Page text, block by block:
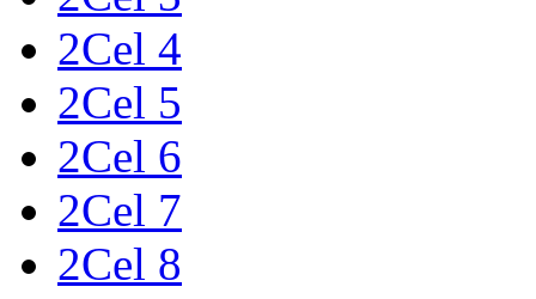
2Cel 4
2Cel 5
2Cel 6
2Cel 7
2Cel 8